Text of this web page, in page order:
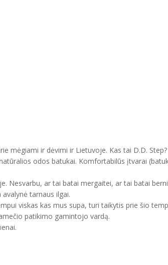
mėgiami ir dėvimi ir Lietuvoje. Kas tai D.D. Step?
odos batukai. Komfortabilūs įtvarai
Nesvarbu, ar tai batai mergaitei, ar tai batai
tarnaus ilgai.
viskas kas mus supa, turi taikytis prie šio
patikimo gamintojo vardą.